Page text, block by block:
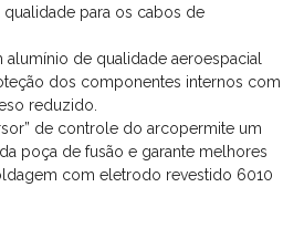
para os cabos de
alumínio de qualidade aeroespacial
dos componentes internos com
reduzido.
de controle do arcopermite um
poça de fusão e garante melhores
com eletrodo revestido 6010